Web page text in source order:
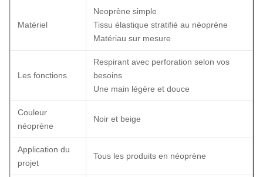
Matériel
Neoprène simple
Tissu élastique stratifié au néoprène
Matériau sur mesure
Les fonctions
Respirant avec perforation selon vos
besoins
Une main légère et douce
Couleur
néoprène
Noir et beige
Application du
projet
Tous les produits en néoprène